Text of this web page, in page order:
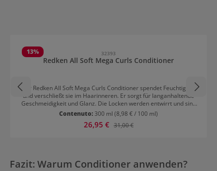
13% 32393
Redken All Soft Mega Curls Conditioner
Der Redken All Soft Mega Curls Conditioner spendet Feuchtigkeit
und verschließt sie im Haarinneren. Er sorgt für langanhaltende
Geschmeidigkeit und Glanz. Die Locken werden entwirrt und sind
nach der Anwendung besser stylebar. Der vegane Pflegekomplex
ist mit Aloe Vera, Kaktusblüten Extrakt und Inca Inchi Öl formuliert.
Anwendung von Redken All Soft Mega Curls Conditioner Nach der
definierter aus.
Contenuto: 300 ml (8,98 € / 100 ml)
Prezzo di vendita:
26,95 € Prezzo normale:
31,00 €
Fazit: Warum Conditioner anwenden?